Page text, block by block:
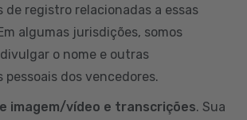
de registro relacionadas a essas
algumas jurisdições, somos
o nome e outras
pessoais dos vencedores.
imagem/vídeo e transcrições. Sua